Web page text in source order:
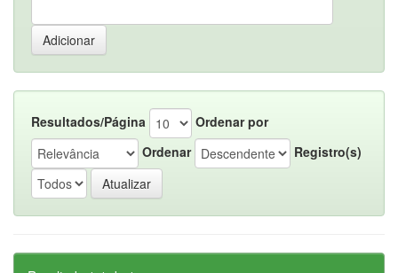
Resultados/Página
Ordenar por
Ordenar
Registro(s)